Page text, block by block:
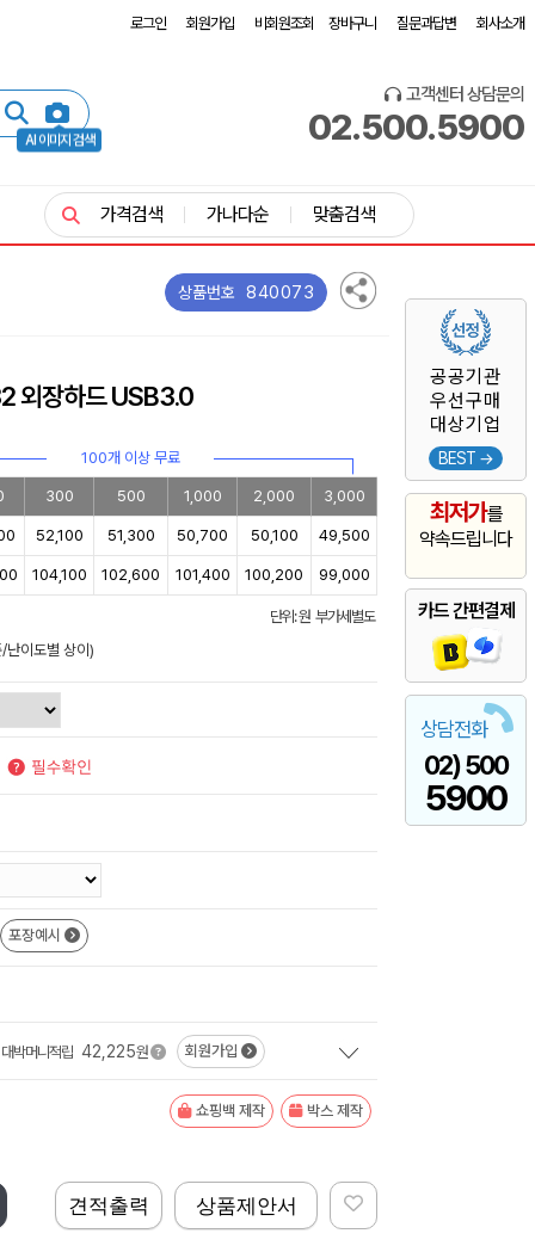
로그인 회원가입 비회원조회 장바구니 질문과답변 회사소개
AI 이미지 검색
고객센터 상담문의
02.500.5900
공공기관
우선구매
대상기업
BEST →
최저가를
약속드립니다
카드 간편결제
상담전화
02) 500
5900
가격검색 가나다순 맞춤검색
상품번호 840073
외장하드 USB3.0
100개 이상 무료
300 500 1,000 2,000 3,000
52,100 51,300 50,700 50,100 49,500
104,100 102,600 101,400 100,200 99,000
단위: 원 부가세별도
이도별 상이)
포장예시
대박머니적립 42,225원 회원가입
쇼핑백 제작 박스 제작
상품제안서
견적출력